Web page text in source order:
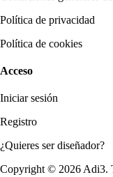
Política de privacidad
Política de cookies
Acceso
Iniciar sesión
Registro
¿Quieres ser diseñador?
Copyright © 2026 Adi3.